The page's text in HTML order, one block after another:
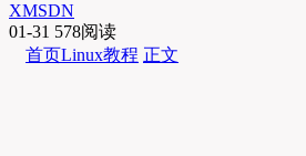
XMSDN
01-31 578阅读
首页Linux教程 正文